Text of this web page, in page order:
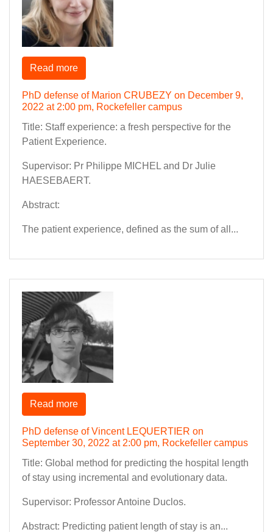
PhD defense of Marion CRUBEZY on December 9,
2022 at 2:00 pm, Rockefeller campus
Title: Staff experience: a fresh perspective for the
Patient Experience.
Supervisor: Pr Philippe MICHEL and Dr Julie
HAESEBAERT.
Abstract:
The patient experience, defined as the sum of all...
Read more
PhD defense of Vincent LEQUERTIER on
September 30, 2022 at 2:00 pm, Rockefeller campus
Title: Global method for predicting the hospital length
of stay using incremental and evolutionary data.
Supervisor: Professor Antoine Duclos.
Abstract: Predicting patient length of stay is an...
Read more